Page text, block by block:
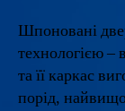
Шпоновані
технологією –
та її каркас
порід,